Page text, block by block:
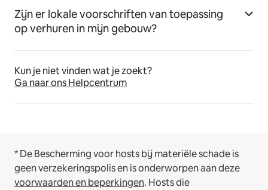
Zijn er lokale voorschriften van toepassing
op verhuren in mijn gebouw?
Kun je niet vinden wat je zoekt?
Ga naar ons Helpcentrum
* De Bescherming voor hosts bij materiële schade is
geen verzekeringspolis en is onderworpen aan deze
voorwaarden en beperkingen. Hosts die